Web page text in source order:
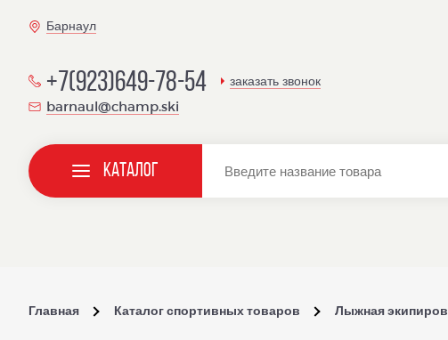
Барнаул
+7(923)649-78-54 заказать звонок
barnaul@champ.ski
Каталог
Главная Каталог спортивных товаров Лыжная